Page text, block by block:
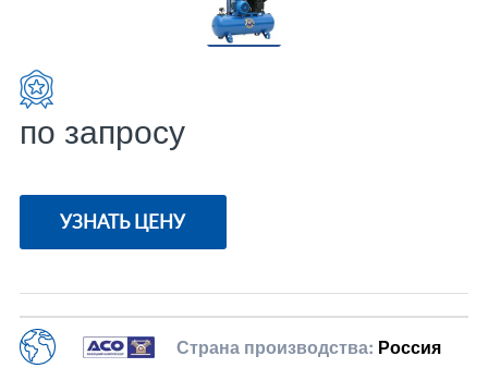
по запросу
УЗНАТЬ ЦЕНУ
Страна производства: Россия